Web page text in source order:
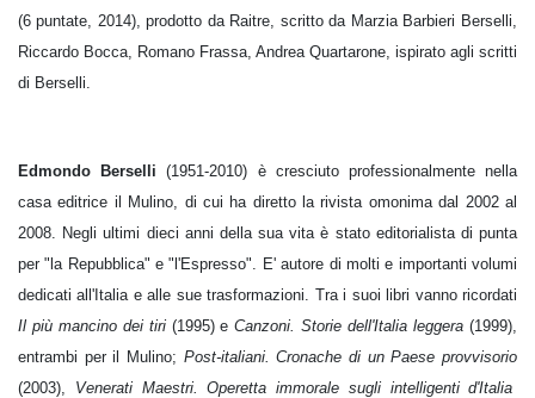
(6 puntate, 2014), prodotto da Raitre, scritto da Marzia Barbieri Berselli,
Riccardo Bocca, Romano Frassa, Andrea Quartarone, ispirato agli scritti
di Berselli.
Edmondo Berselli (1951-2010) è cresciuto professionalmente nella
casa editrice il Mulino, di cui ha diretto la rivista omonima dal 2002 al
2008. Negli ultimi dieci anni della sua vita è stato editorialista di punta
per "la Repubblica" e "l'Espresso". E' autore di molti e importanti volumi
dedicati all'Italia e alle sue trasformazioni. Tra i suoi libri vanno ricordati
Il più mancino dei tiri(1995) eCanzoni. Storie dell'Italia leggera (1999),
entrambi per il Mulino; Post-italiani. Cronache di un Paese provvisorio
(2003), Venerati Maestri. Operetta immorale sugli intelligenti d'Italia